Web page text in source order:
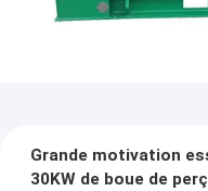
Grande motivation
30KW de boue de